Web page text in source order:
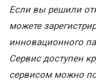
Если вы решили
можете
инновационного
Сервис доступен
сервисом можно